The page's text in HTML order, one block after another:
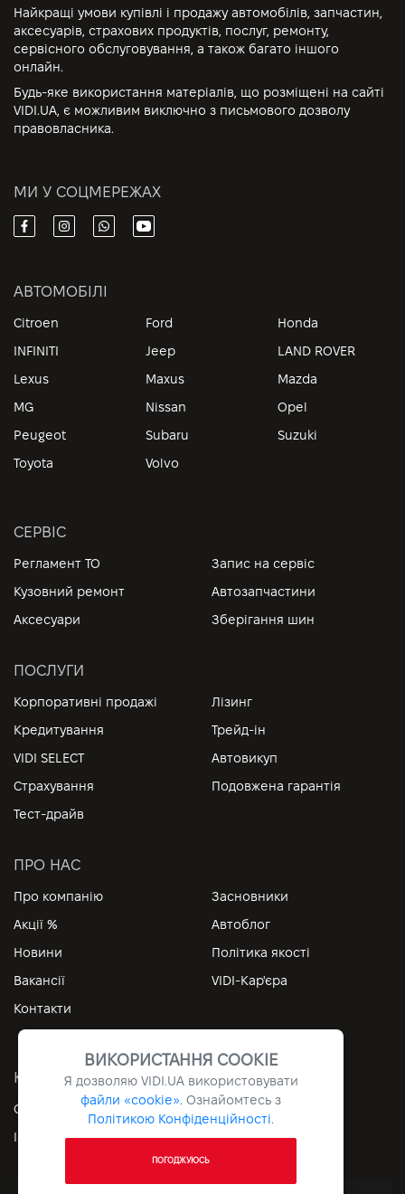
Найкращі умови купівлі і продажу автомобілів, запчастин,
аксесуарів, страхових продуктів, послуг, ремонту,
сервісного обслуговування, а також багато іншого
онлайн.
Будь-яке використання матеріалів, що розміщені на сайті
VIDI.UA, є можливим виключно з письмового дозволу
правовласника.
МИ У СОЦМЕРЕЖАХ
АВТОМОБІЛІ
Citroen Ford
Honda
INFINITI
Jeep
LAND ROVER
Lexus
Maxus
Mazda
MG
Nissan
Opel
Peugeot
Subaru
Suzuki
Toyota
Volvo
СЕРВІС
Регламент ТО
Запис на сервіс
Кузовний ремонт
Автозапчастини
Аксесуари
Зберігання шин
ПОСЛУГИ
Корпоративні продажі
Лізинг
Кредитування
Трейд-ін
VIDI SELECT
Автовикуп
Страхування
Подовжена гарантія
Тест-драйв
ПРО НАС
Про компанію
Засновники
Акції %
Автоблог
Новини
Політика якості
Вакансії
VIDI-Кар'єра
Контакти
КОРИСНІ ПОСИЛАННЯ
Особистий кабінет
Контакти
Інформація
Архів
ВИКОРИСТАННЯ COOKIE
Я дозволяю VIDI.UAвикористовувати
файли «cookie». Ознайомтесь з
Політикою Конфіденційності.
ПОГОДЖУЮСЬ